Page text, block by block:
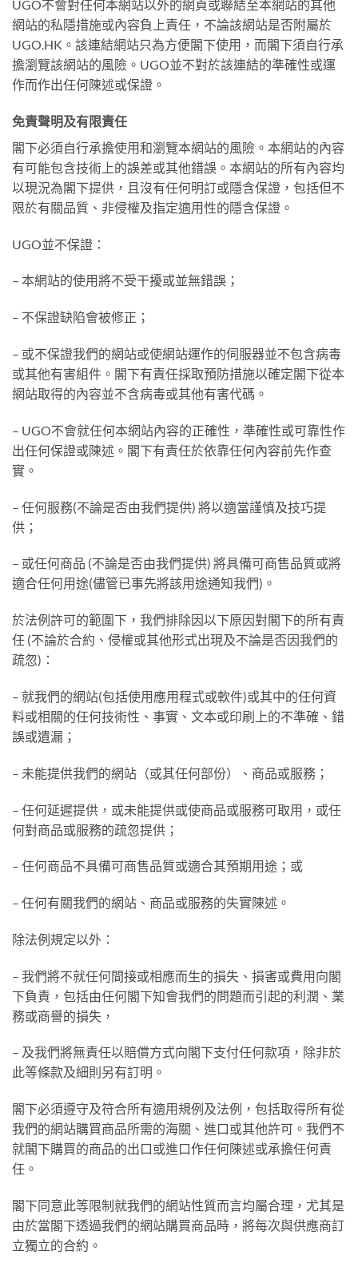
UGO不會對任何本網站以外的網頁或聯結至本網站的其他
網站的私隱措施或內容負上責任，不論該網站是否附屬於
UGO.HK。該連結網站只為方便閣下使用，而閣下須自行承
擔瀏覽該網站的風險。UGO並不對於該連結的準確性或運
作而作出任何陳述或保證。
免責聲明及有限責任
閣下必須自行承擔使用和瀏覽本網站的風險。本網站的內容
有可能包含技術上的誤差或其他錯誤。本網站的所有內容均
以現況為閣下提供，且沒有任何明訂或隱含保證，包括但不
限於有關品質、非侵權及指定適用性的隱含保證。
UGO並不保證：
– 本網站的使用將不受干擾或並無錯誤；
– 不保證缺陷會被修正；
– 或不保證我們的網站或使網站運作的伺服器並不包含病毒
或其他有害組件。閣下有責任採取預防措施以確定閣下從本
網站取得的內容並不含病毒或其他有害代碼。
– UGO不會就任何本網站內容的正確性，準確性或可靠性作
出任何保證或陳述。閣下有責任於依靠任何內容前先作查
實。
– 任何服務(不論是否由我們提供) 將以適當謹慎及技巧提
供；
– 或任何商品 (不論是否由我們提供) 將具備可商售品質或將
適合任何用途(儘管已事先將該用途通知我們)。
於法例許可的範圍下，我們排除因以下原因對閣下的所有責
任 (不論於合約、侵權或其他形式出現及不論是否因我們的
疏忽)：
– 就我們的網站(包括使用應用程式或軟件)或其中的任何資
料或相關的任何技術性、事實、文本或印刷上的不準確、錯
誤或遺漏；
– 未能提供我們的網站（或其任何部份）、商品或服務；
– 任何延遲提供，或未能提供或使商品或服務可取用，或任
何對商品或服務的疏忽提供；
– 任何商品不具備可商售品質或適合其預期用途；或
– 任何有關我們的網站、商品或服務的失實陳述。
除法例規定以外：
– 我們將不就任何間接或相應而生的損失、損害或費用向閣
下負責，包括由任何閣下知會我們的問題而引起的利潤、業
務或商譽的損失，
– 及我們將無責任以賠償方式向閣下支付任何款項，除非於
此等條款及細則另有訂明。
閣下必須遵守及符合所有適用規例及法例，包括取得所有從
我們的網站購買商品所需的海關、進口或其他許可。我們不
就閣下購買的商品的出口或進口作任何陳述或承擔任何責
任。
閣下同意此等限制就我們的網站性質而言均屬合理，尤其是
由於當閣下透過我們的網站購買商品時，將每次與供應商訂
立獨立的合約。